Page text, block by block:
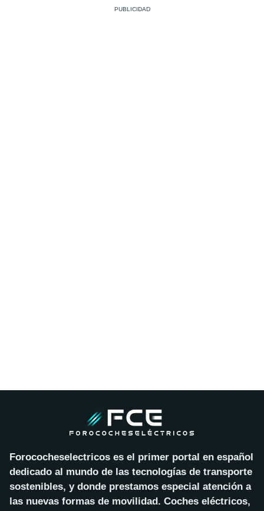
Forococheselectricos es el primer portal en español
dedicado al mundo de las tecnologías de transporte
sostenibles, y donde prestamos especial atención a
las nuevas formas de movilidad. Coches eléctricos,